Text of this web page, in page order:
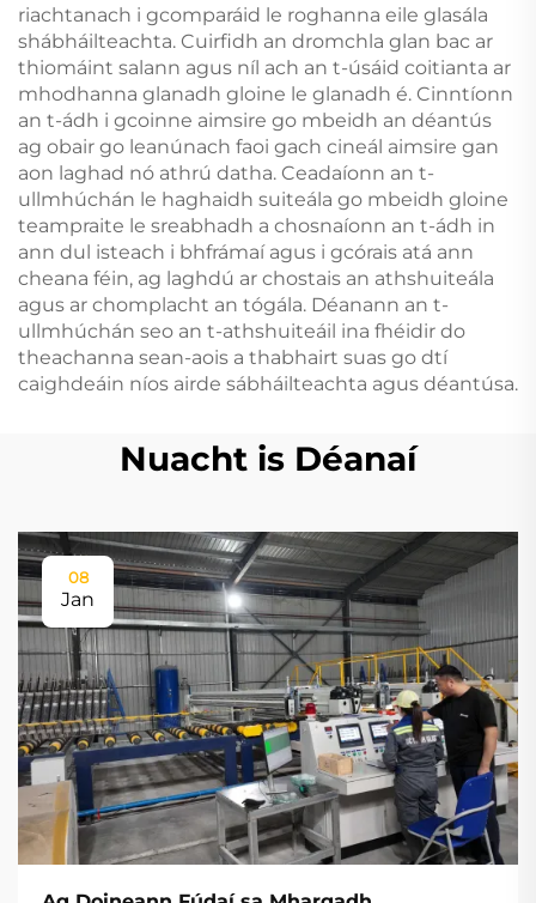
riachtanach i gcomparáid le roghanna eile glasála
shábháilteachta. Cuirfidh an dromchla glan bac ar
thiomáint salann agus níl ach an t-úsáid coitianta ar
mhodhanna glanadh gloine le glanadh é. Cinntíonn
an t-ádh i gcoinne aimsire go mbeidh an déantús
ag obair go leanúnach faoi gach cineál aimsire gan
aon laghad nó athrú datha. Ceadaíonn an t-
ullmhúchán le haghaidh suiteála go mbeidh gloine
teampraite le sreabhadh a chosnaíonn an t-ádh in
ann dul isteach i bhfrámaí agus i gcórais atá ann
cheana féin, ag laghdú ar chostais an athshuiteála
agus ar chomplacht an tógála. Déanann an t-
ullmhúchán seo an t-athshuiteáil ina fhéidir do
theachanna sean-aois a thabhairt suas go dtí
caighdeáin níos airde sábháilteachta agus déantúsa.
Nuacht is Déanaí
08
Jan